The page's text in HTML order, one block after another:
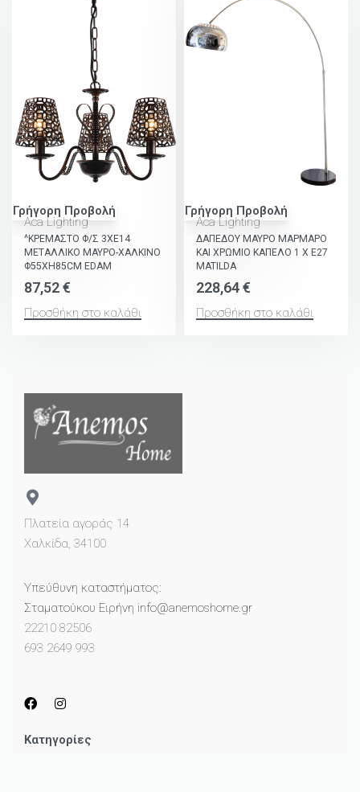
Γρήγορη Προβολή
Aca Lighting
^ΚΡΕΜΑΣΤΟ Φ/Σ 3ΧΕ14
ΜΕΤΑΛΛΙΚΟ ΜΑΥΡΟ-ΧΑΛΚΙΝΟ
Φ55ΧΗ85CM EDAM
87,52€
Προσθήκη στο καλάθι
Γρήγορη Προβολή
Aca Lighting
ΔΑΠΕΔΟΥ ΜΑΥΡΟ ΜΑΡΜΑΡΟ
ΚΑΙ ΧΡΩΜΙΟ ΚΑΠΕΛΟ 1 Χ Ε27
MATILDA
228,64€
Προσθήκη στο καλάθι
Πλατεία αγοράς 14
Χαλκίδα, 34100
Υπεύθυνη καταστήματος:
Σταματούκου Ειρήνη info@anemoshome.gr
22210 82506
693 2649 993
Κατηγορίες